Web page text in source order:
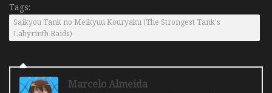
Tags:
Saikyou Tank no Meikyuu Kouryaku (The Strongest Tank's
Labyrinth Raids)
Marcelo Almeida